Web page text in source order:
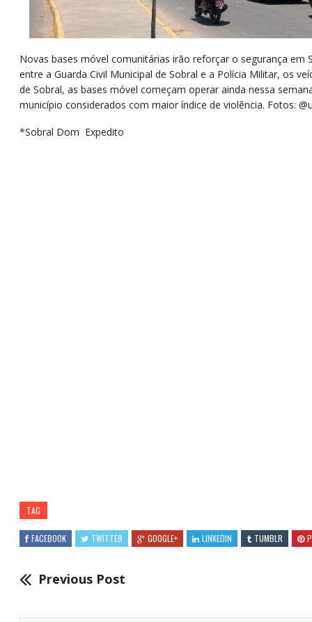
Novas bases móvel comunitárias irão reforçar o segurança em
entre a Guarda Civil Municipal de Sobral e a Polícia Militar, os
de Sobral, as bases móvel começam operar ainda nessa
município considerados com maior índice de violência. Fotos:
*Sobral Dom Expedito
TAG
FACEBOOK TWITTER GOOGLE+ LINKEDIN TUMBLR
Previous Post